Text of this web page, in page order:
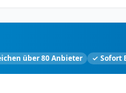
über 80 Anbieter ✓ Sofort